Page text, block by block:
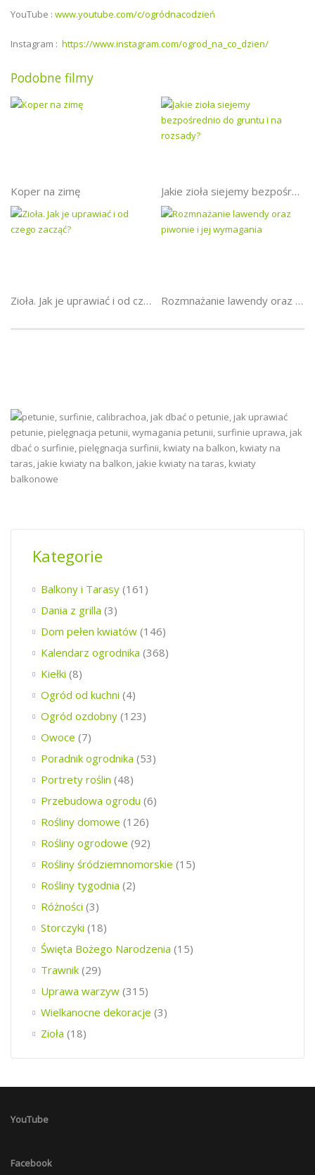
YouTube : www.youtube.com/c/ogródnacodzień
Instagram : https://www.instagram.com/ogrod_na_co_dzien/
Podobne filmy
Koper na zimę Jakie zioła siejemy bezpośrednio do gruntu i na rozsady?
Zioła. Jak je uprawiać i od czego zacząć? Rozmnażanie lawendy oraz piwonie i jej wymagania
Kategorie
Balkony i Tarasy (161)
Dania z grilla (3)
Dom pełen kwiatów (146)
Kalendarz ogrodnika (368)
Kiełki (8)
Ogród od kuchni (4)
Ogród ozdobny (123)
Owoce (7)
Poradnik ogrodnika (53)
Portrety roślin (48)
Przebudowa ogrodu (6)
Rośliny domowe (126)
Rośliny ogrodowe (92)
Rośliny śródziemnomorskie (15)
Rośliny tygodnia (2)
Różności (3)
Storczyki (18)
Święta Bożego Narodzenia (15)
Trawnik (29)
Uprawa warzyw (315)
Wielkanocne dekoracje (3)
Zioła (18)
YouTube
Facebook